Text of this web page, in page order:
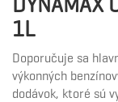
1L
Doporučuje sa
výkonných
dodávok, ktoré sú